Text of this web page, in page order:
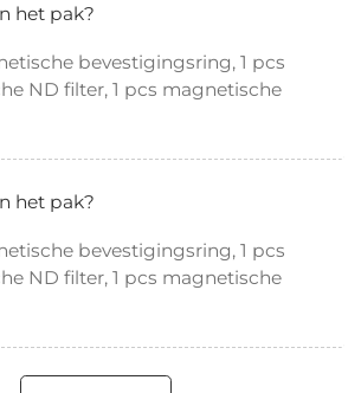
het pak?
bevestigingsring, 1 pcs
ND filter, 1 pcs magnetische
het pak?
bevestigingsring, 1 pcs
ND filter, 1 pcs magnetische